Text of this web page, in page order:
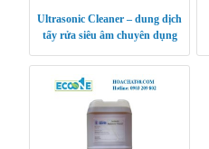
Ultrasonic Cleaner – dung dịch
tẩy rửa siêu âm chuyên dụng
dụng